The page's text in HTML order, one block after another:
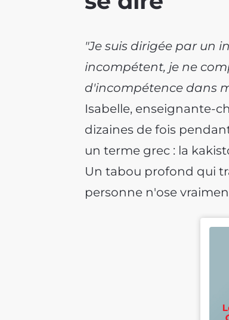
"Je suis dirigée par un
incompétent, je ne
d'incompétence dans
Isabelle, enseignante-
dizaines de fois
un terme grec : la
Un tabou profond qui
personne n'ose